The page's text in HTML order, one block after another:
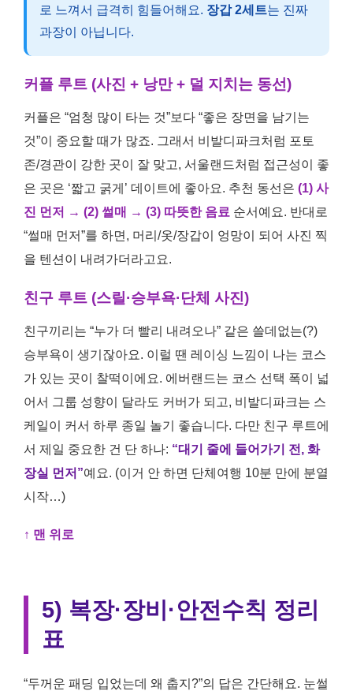
로 느껴서 급격히 힘들어해요. 장갑 2세트는 진짜
과장이 아닙니다.
커플 루트 (사진 + 낭만 + 덜 지치는 동선)
커플은 “엄청 많이 타는 것”보다 “좋은 장면을 남기는
것”이 중요할 때가 많죠. 그래서 비발디파크처럼 포토
존/경관이 강한 곳이 잘 맞고, 서울랜드처럼 접근성이 좋
은 곳은 ‘짧고 굵게’ 데이트에 좋아요. 추천 동선은 (1) 사
진 먼저 → (2) 썰매 → (3) 따뜻한 음료 순서예요. 반대로
“썰매 먼저”를 하면, 머리/옷/장갑이 엉망이 되어 사진 찍
을 텐션이 내려가더라고요.
친구 루트 (스릴·승부욕·단체 사진)
친구끼리는 “누가 더 빨리 내려오나” 같은 쓸데없는(?)
승부욕이 생기잖아요. 이럴 땐 레이싱 느낌이 나는 코스
가 있는 곳이 찰떡이에요. 에버랜드는 코스 선택 폭이 넓
어서 그룹 성향이 달라도 커버가 되고, 비발디파크는 스
케일이 커서 하루 종일 놀기 좋습니다. 다만 친구 루트에
서 제일 중요한 건 단 하나: “대기 줄에 들어가기 전, 화
장실 먼저”예요. (이거 안 하면 단체여행 10분 만에 분열
시작…)
↑ 맨 위로
5) 복장·장비·안전수칙 정리
표
“두꺼운 패딩 입었는데 왜 춥지?”의 답은 간단해요. 눈썰